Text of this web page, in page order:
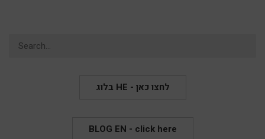
Search
בלוג HE - לחצו כאן
BLOG EN - click here